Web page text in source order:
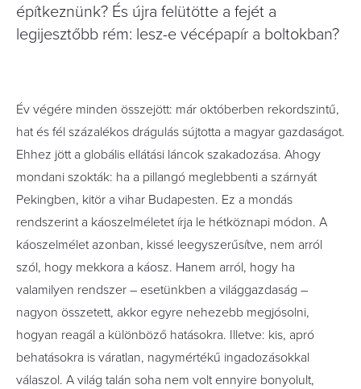
építkeznünk? És újra felütötte a fejét a
legijesztőbb rém: lesz-e vécépapír a boltokban?
Év végére minden összejött: már októberben rekordszintű,
hat és fél százalékos drágulás sújtotta a magyar gazdaságot.
Ehhez jött a globális ellátási láncok szakadozása. Ahogy
mondani szokták: ha a pillangó meglebbenti a szárnyát
Pekingben, kitör a vihar Budapesten. Ez a mondás
rendszerint a káoszelméletet írja le hétköznapi módon. A
káoszelmélet azonban, kissé leegyszerűsítve, nem arról
szól, hogy mekkora a káosz. Hanem arról, hogy ha
valamilyen rendszer – esetünkben a világgazdaság –
nagyon összetett, akkor egyre nehezebb megjósolni,
hogyan reagál a különböző hatásokra. Illetve: kis, apró
behatásokra is váratlan, nagymértékű ingadozásokkal
válaszol. A világ talán soha nem volt ennyire bonyolult,